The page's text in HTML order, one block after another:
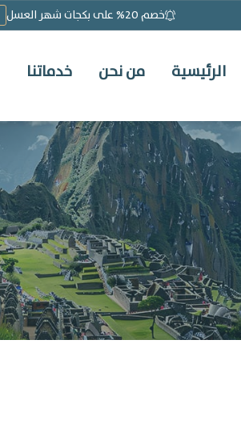
خصم 20% على بكجات شهر العسل
الرئيسية من نحن خدماتنا